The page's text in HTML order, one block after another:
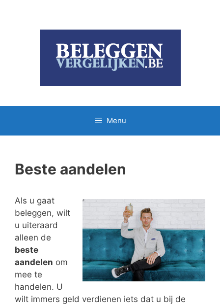
Menu
Beste aandelen
Als u gaat
beleggen, wilt
u uiteraard
alleen de
beste
aandelen om
mee te
handelen. U
wilt immers geld verdienen iets dat u bij de